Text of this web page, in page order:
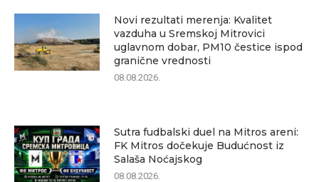
Novi rezultati merenja: Kvalitet
vazduha u Sremskoj Mitrovici
uglavnom dobar, PM10 čestice ispod
granične vrednosti
08.08.2026.
Sutra fudbalski duel na Mitros areni:
FK Mitros dočekuje Budućnost iz
Salaša Noćajskog
08.08.2026.